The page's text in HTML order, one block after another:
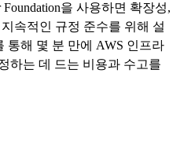
을 사용하면 확장성,
속적인 규정 준수를 위해 설
통해 몇 분 만에 AWS 인프라
하는 데 드는 비용과 수고를